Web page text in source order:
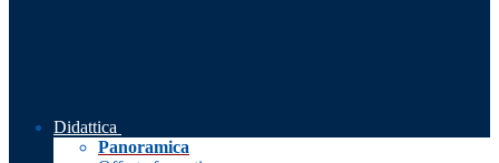
Didattica
Panoramica